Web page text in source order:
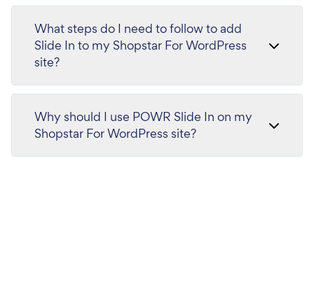
What steps do I need to follow to add
Slide In to my Shopstar For WordPress
site?
Why should I use POWR Slide In on my
Shopstar For WordPress site?